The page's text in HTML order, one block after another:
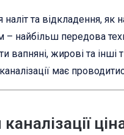
наліт та відкладення,
найбільш передова
жирові та
має